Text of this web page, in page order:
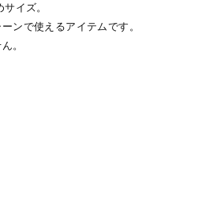
イズ。
ンで使えるアイテムです。
。